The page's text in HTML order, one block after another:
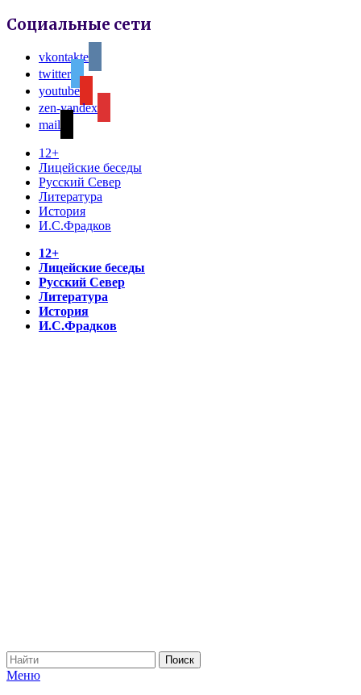
Социальные сети
vkontakte
twitter
youtube
zen-yandex
mail
12+
Лицейские беседы
Русский Север
Литература
История
И.С.Фрадков
12+
Лицейские беседы
Русский Север
Литература
История
И.С.Фрадков
Меню